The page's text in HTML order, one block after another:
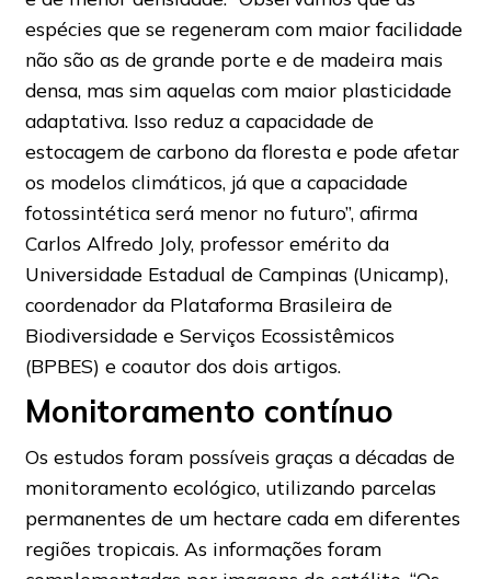
espécies que se regeneram com maior facilidade
não são as de grande porte e de madeira mais
densa, mas sim aquelas com maior plasticidade
adaptativa. Isso reduz a capacidade de
estocagem de carbono da floresta e pode afetar
os modelos climáticos, já que a capacidade
fotossintética será menor no futuro”, afirma
Carlos Alfredo Joly, professor emérito da
Universidade Estadual de Campinas (Unicamp),
coordenador da Plataforma Brasileira de
Biodiversidade e Serviços Ecossistêmicos
(BPBES) e coautor dos dois artigos.
Monitoramento contínuo
Os estudos foram possíveis graças a décadas de
monitoramento ecológico, utilizando parcelas
permanentes de um hectare cada em diferentes
regiões tropicais. As informações foram